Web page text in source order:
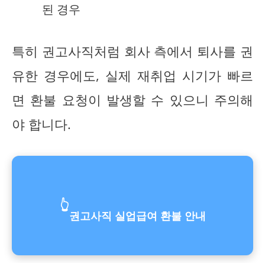
된 경우
특히 권고사직처럼 회사 측에서 퇴사를 권
유한 경우에도, 실제 재취업 시기가 빠르
면 환불 요청이 발생할 수 있으니 주의해
야 합니다.
👆
권고사직 실업급여 환불 안내